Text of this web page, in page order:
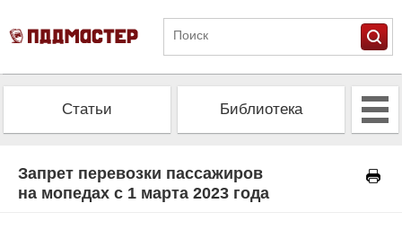
Статьи Библиотека
Запрет перевозки пассажиров
на мопедах с 1 марта 2023 года